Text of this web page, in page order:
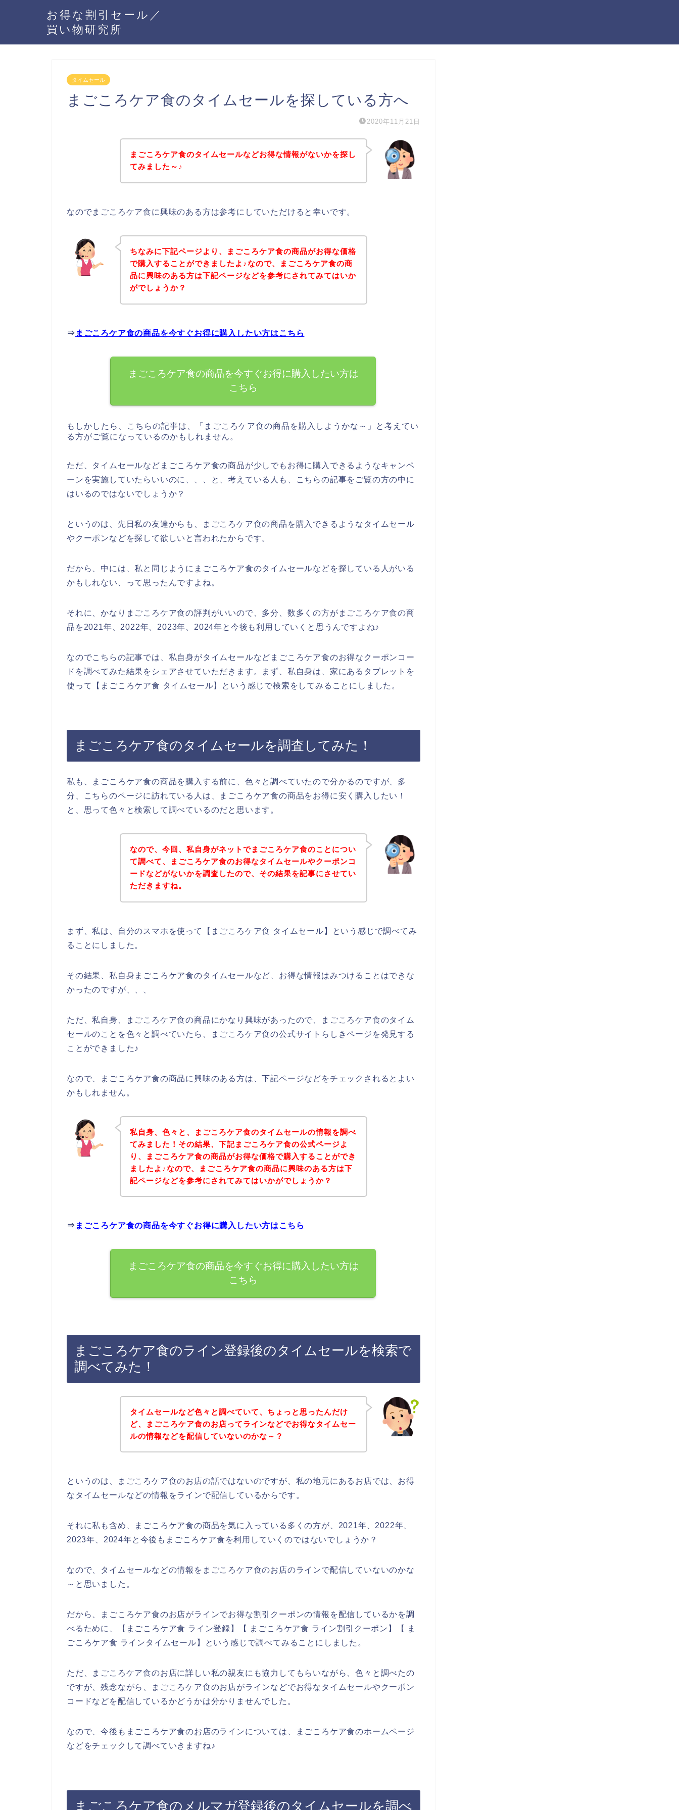
お得な割引セール／
買い物研究所
タイムセール
まごころケア食のタイムセールを探している方へ
2020年11月21日
まごころケア食のタイムセールなどお得な情報がないかを探し
てみました～♪
なのでまごころケア食に興味のある方は参考にしていただけると幸いです。
ちなみに下記ページより、まごころケア食の商品がお得な価格
で購入することができましたよ♪なので、まごころケア食の商
品に興味のある方は下記ページなどを参考にされてみてはいか
がでしょうか？
⇒ まごころケア食の商品を今すぐお得に購入したい方はこちら
まごころケア食の商品を今すぐお得に購入したい方は
こちら
もしかしたら、こちらの記事は、「まごころケア食の商品を購入しようかな～」と考えてい
る方がご覧になっているのかもしれません。
ただ、タイムセールなどまごころケア食の商品が少しでもお得に購入できるようなキャンペ
ーンを実施していたらいいのに、、、と、考えている人も、こちらの記事をご覧の方の中に
はいるのではないでしょうか？
というのは、先日私の友達からも、まごころケア食の商品を購入できるようなタイムセール
やクーポンなどを探して欲しいと言われたからです。
だから、中には、私と同じようにまごころケア食のタイムセールなどを探している人がいる
かもしれない、って思ったんですよね。
それに、かなりまごころケア食の評判がいいので、多分、数多くの方がまごころケア食の商
品を2021年、2022年、2023年、2024年と今後も利用していくと思うんですよね♪
なのでこちらの記事では、私自身がタイムセールなどまごころケア食のお得なクーポンコー
ドを調べてみた結果をシェアさせていただきます。まず、私自身は、家にあるタブレットを
使って【まごころケア食 タイムセール】という感じで検索をしてみることにしました。
まごころケア食のタイムセールを調査してみた！
私も、まごころケア食の商品を購入する前に、色々と調べていたので分かるのですが、多
分、こちらのページに訪れている人は、まごころケア食の商品をお得に安く購入したい！
と、思って色々と検索して調べているのだと思います。
なので、今回、私自身がネットでまごころケア食のことについ
て調べて、まごころケア食のお得なタイムセールやクーポンコ
ードなどがないかを調査したので、その結果を記事にさせてい
ただきますね。
まず、私は、自分のスマホを使って【まごころケア食 タイムセール】という感じで調べてみ
ることにしました。
その結果、私自身まごころケア食のタイムセールなど、お得な情報はみつけることはできな
かったのですが、、、
ただ、私自身、まごころケア食の商品にかなり興味があったので、まごころケア食のタイム
セールのことを色々と調べていたら、まごころケア食の公式サイトらしきページを発見する
ことができました♪
なので、まごころケア食の商品に興味のある方は、下記ページなどをチェックされるとよい
かもしれません。
私自身、色々と、まごころケア食のタイムセールの情報を調べ
てみました！その結果、下記まごころケア食の公式ページよ
り、まごころケア食の商品がお得な価格で購入することができ
ましたよ♪なので、まごころケア食の商品に興味のある方は下
記ページなどを参考にされてみてはいかがでしょうか？
⇒ まごころケア食の商品を今すぐお得に購入したい方はこちら
まごころケア食の商品を今すぐお得に購入したい方は
こちら
まごころケア食のライン登録後のタイムセールを検索で
調べてみた！
タイムセールなど色々と調べていて、ちょっと思ったんだけ
ど、まごころケア食のお店ってラインなどでお得なタイムセー
ルの情報などを配信していないのかな～？
というのは、まごころケア食のお店の話ではないのですが、私の地元にあるお店では、お得
なタイムセールなどの情報をラインで配信しているからです。
それに私も含め、まごころケア食の商品を気に入っている多くの方が、2021年、2022年、
2023年、2024年と今後もまごころケア食を利用していくのではないでしょうか？
なので、タイムセールなどの情報をまごころケア食のお店のラインで配信していないのかな
～と思いました。
だから、まごころケア食のお店がラインでお得な割引クーポンの情報を配信しているかを調
べるために、【まごころケア食 ライン登録】【 まごころケア食 ライン割引クーポン】【 ま
ごころケア食 ラインタイムセール】という感じで調べてみることにしました。
ただ、まごころケア食のお店に詳しい私の親友にも協力してもらいながら、色々と調べたの
ですが、残念ながら、まごころケア食のお店がラインなどでお得なタイムセールやクーポン
コードなどを配信しているかどうかは分かりませんでした。
なので、今後もまごころケア食のお店のラインについては、まごころケア食のホームページ
などをチェックして調べていきますね♪
まごころケア食のメルマガ登録後のタイムセールを調べ